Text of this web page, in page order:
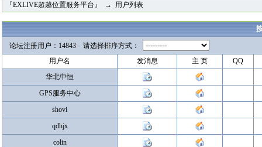
『EXLIVE超越位置服务平台』 → 用户列表
论坛注册用户：14843 请选择排序方式：
用户名
发消息 主 页
QQ
华北中恒
GPS服务中心
shovi
qdhjx
colin